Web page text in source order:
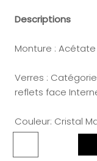
Descriptions
Monture : Acétate
Verres :
reflets face
Couleur: Cristal
Marron